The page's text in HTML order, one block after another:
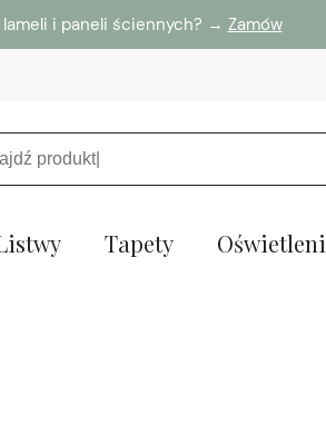
i paneli ściennych? → Zamów
Tapety